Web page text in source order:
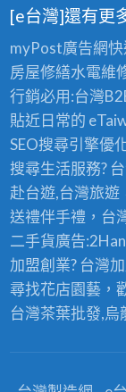
[e台灣]還有更
myPost廣告網
房屋修繕水電維
行銷必用:台灣
貼近日常的
SEO搜尋引擎優
搜尋生活服務?
赴台遊,台灣旅遊
送禮伴手禮，台
二手貨廣告
加盟創業? 台灣
尋找花店園藝，
台灣茶葉批發,烏